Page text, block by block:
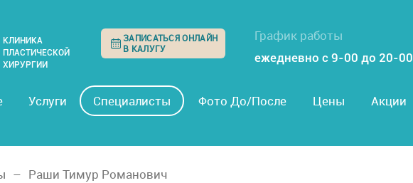
КЛИНИКА
ПЛАСТИЧЕСКОЙ
ХИРУРГИИ
ЗАПИСАТЬСЯ ОНЛАЙН
В КАЛУГУ
График работы
ежедневно с 9-00 до 20-00
Услуги Специалисты Фото До/После Цены Акции
Раши Тимур Романович